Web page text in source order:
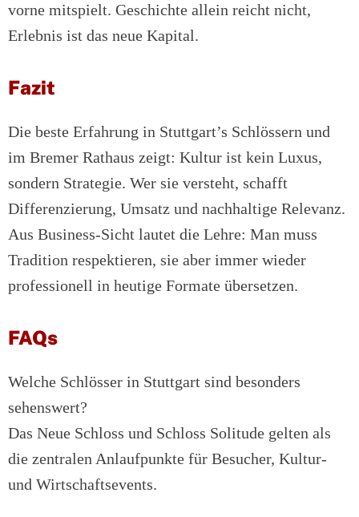
vorne mitspielt. Geschichte allein reicht nicht,
Erlebnis ist das neue Kapital.
Fazit
Die beste Erfahrung in Stuttgart’s Schlössern und
im Bremer Rathaus zeigt: Kultur ist kein Luxus,
sondern Strategie. Wer sie versteht, schafft
Differenzierung, Umsatz und nachhaltige Relevanz.
Aus Business-Sicht lautet die Lehre: Man muss
Tradition respektieren, sie aber immer wieder
professionell in heutige Formate übersetzen.
FAQs
Welche Schlösser in Stuttgart sind besonders
sehenswert?
Das Neue Schloss und Schloss Solitude gelten als
die zentralen Anlaufpunkte für Besucher, Kultur-
und Wirtschaftsevents.